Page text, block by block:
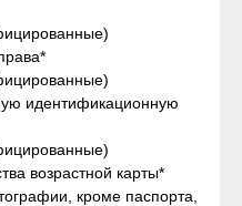
идентификационную
возрастной карты*
кроме паспорта,